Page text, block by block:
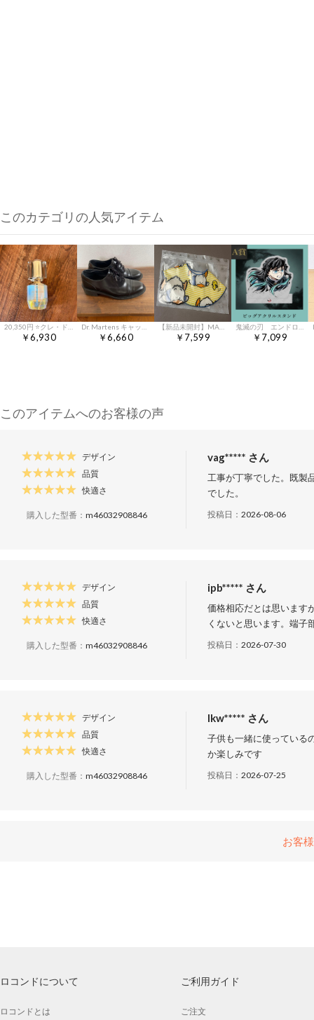
このカテゴリの人気アイテム
￥6,930 ￥6,660 ￥7,599 ￥7,099
このアイテムへのお客様の声
デザイン
品質
快適さ
購入した型番： m46032908846
vag***** さん
工事が丁寧でした。既製
でした。
投稿日： 2026-08-06
デザイン
品質
快適さ
購入した型番： m46032908846
ipb***** さん
価格相応だとは思います
くないと思います。端子
投稿日： 2026-07-30
デザイン
品質
快適さ
購入した型番： m46032908846
lkw***** さん
子供も一緒に使っている
か楽しみです
投稿日： 2026-07-25
お客
ロコンドについて
ロコンドとは
ご利用ガイド
ご注文